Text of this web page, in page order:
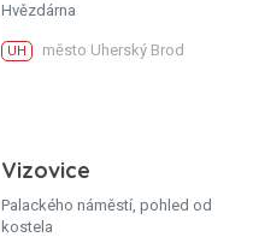
Hvězdárna
UH město Uherský Brod
Vizovice
Palackého náměstí, pohled od
kostela